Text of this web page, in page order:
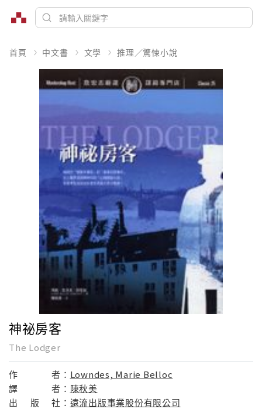
首頁 中文書 文學 推理／驚悚小說
神祕房客
The Lodger
作 者： Lowndes, Marie Belloc
譯
者： 陳秋美
出
版 社： 遠流出版事業股份有限公司